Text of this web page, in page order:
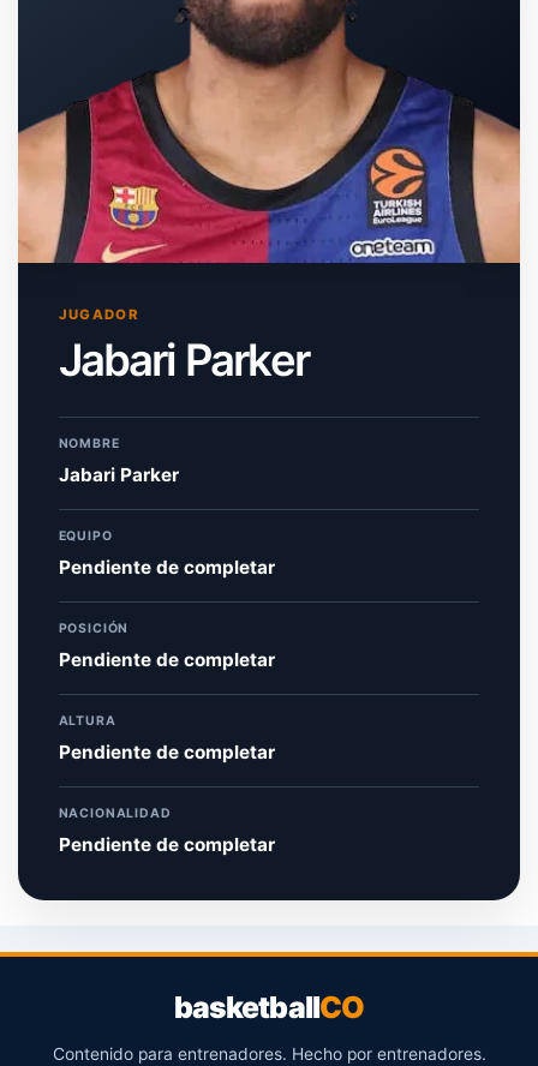
JUGADOR
Jabari Parker
NOMBRE
Jabari Parker
EQUIPO
Pendiente de completar
POSICIÓN
Pendiente de completar
ALTURA
Pendiente de completar
NACIONALIDAD
Pendiente de completar
basketballCO
Contenido para entrenadores. Hecho por entrenadores.